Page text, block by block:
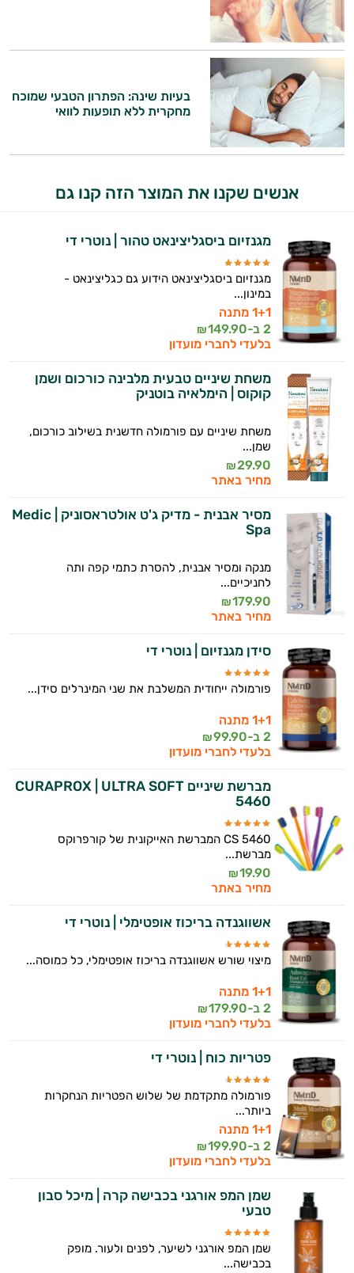
בעיות שינה: הפתרון הטבעי שמוכח
מחקרית ללא תופעות לוואי
אנשים שקנו את המוצר הזה קנו גם
מגנזיום ביסגליצינאט טהור | נוטרי די
מגנזיום ביסגליצינאט הידוע גם כגליצינאט -
במינון...
1+1 מתנה
2 ב-
149.90
₪
בלעדי לחברי מועדון
משחת שיניים טבעית מלבינה כורכום ושמן
קוקוס | הימלאיה בוטניק
משחת שיניים עם פורמולה חדשנית בשילוב כורכום,
שמן...
29.90
₪
מחיר באתר
מסיר אבנית - מדיק ג'ט אולטראסוניק | Medic
Spa
מנקה ומסיר אבנית, להסרת כתמי קפה ותה
לחניכיים...
179.90
₪
מחיר באתר
סידן מגנזיום | נוטרי די
פורמולה ייחודית המשלבת את שני המינרלים סידן...
1+1 מתנה
2 ב-
99.90
₪
בלעדי לחברי מועדון
מברשת שיניים CURAPROX | ULTRA SOFT
5460
CS 5460 המברשת האייקונית של קורפרוקס
מברשת...
19.90
₪
מחיר באתר
אשווגנדה בריכוז אופטימלי | נוטרי די
מיצוי שורש אשווגנדה בריכוז אופטימלי, כל כמוסה...
1+1 מתנה
2 ב-
179.90
₪
בלעדי לחברי מועדון
פטריות כוח | נוטרי די
פורמולה מתקדמת של שלוש הפטריות הנחקרות
ביותר...
1+1 מתנה
2 ב-
199.90
₪
בלעדי לחברי מועדון
שמן המפ אורגני בכבישה קרה | מיכל סבון
טבעי
שמן המפ אורגני לשיער, לפנים ולעור. מופק
בכבישה...
התשובות שלי מבוססות על מאגרי מידע קליניים
וספרות מקצועית בתחומי הרפואה הטבעית
ותזונת הספורט.
אני כאן כדי לעזור לך להתאים את תוספי
התזונה ומוצרי הבריאות המדויקים למטרות
ולמצב הגופני שלך, ולהסביר לך אילו רכיבים
עובדים יחד כדי למקסם תוצאות גם בחיי היום
יום וגם בתחום הכושר והספורט.
אישיות מבוססות מדעית.
זה הזמן להתחיל. איך אוכל לעזור?